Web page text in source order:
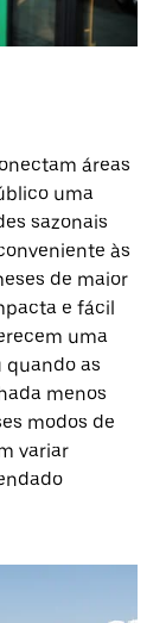
áreas
uma
sazonais
às
de maior
e fácil
uma
quando as
menos
modos de
variar